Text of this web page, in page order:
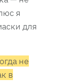
я
для
не
в